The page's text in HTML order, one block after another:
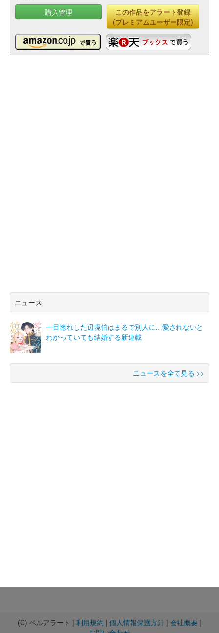
購入管理
この作品をアラート登録
(プレミアムユーザー限定)
ニュース
一目惚れした辺境伯はまるで別人に…愛されないと
わかっていても結婚する新連載
ニュースを全て見る >>
(C) ベルアラート | 利用規約 | 個人情報保護方針 | 会社概要 |